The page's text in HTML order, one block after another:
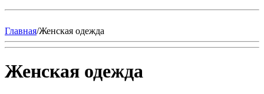
Главная/Женская одежда
Женская одежда